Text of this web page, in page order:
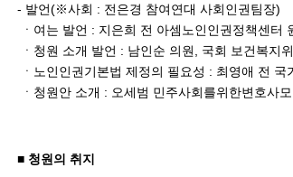
- 발언(※사회 : 전은경 참여연대 사회인권팀장)
ㆍ여는 발언 : 지은희 전 아셈노인인권정책센터
ㆍ청원 소개 발언 : 남인순 의원, 국회 보건복지
ㆍ노인인권기본법 제정의 필요성 : 최영애 전 국
ㆍ청원안 소개 : 오세범 민주사회를위한변호사
■ 청원의 취지